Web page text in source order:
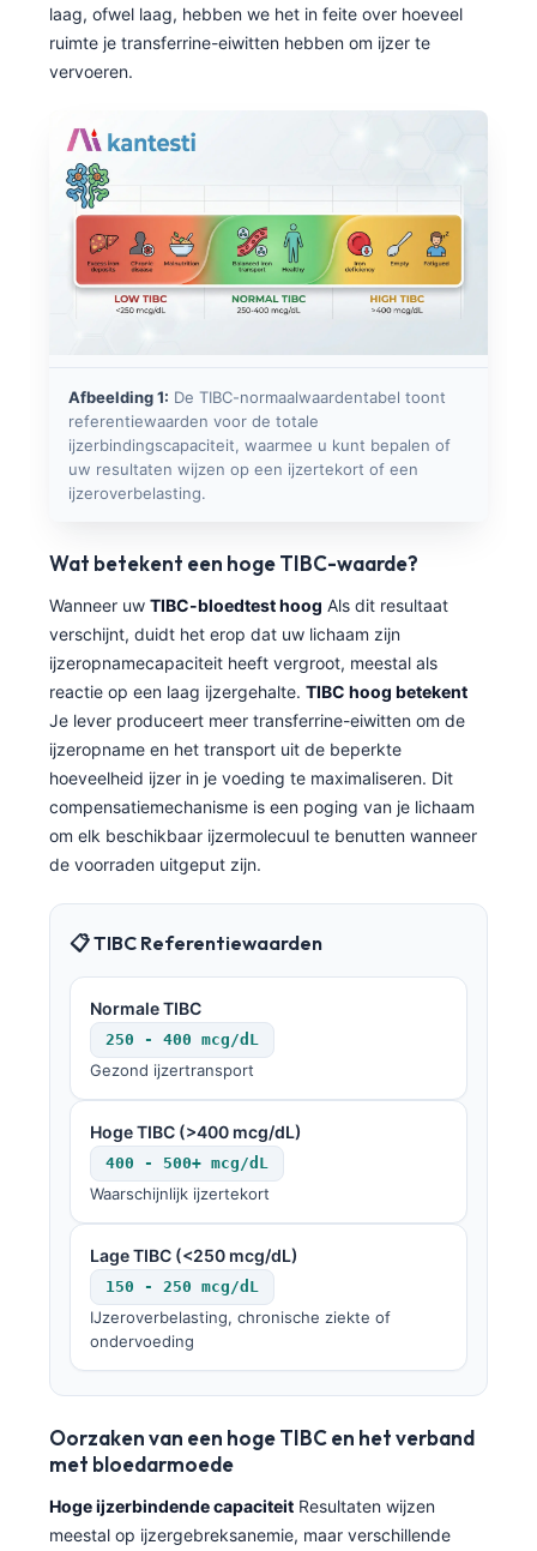
laag, ofwel laag, hebben we het in feite over hoeveel
ruimte je transferrine-eiwitten hebben om ijzer te
vervoeren.
Afbeelding 1: De TIBC-normaalwaardentabel toont
referentiewaarden voor de totale
ijzerbindingscapaciteit, waarmee u kunt bepalen of
uw resultaten wijzen op een ijzertekort of een
ijzeroverbelasting.
Wat betekent een hoge TIBC-waarde?
Wanneer uw TIBC-bloedtest hoog Als dit resultaat
verschijnt, duidt het erop dat uw lichaam zijn
ijzeropnamecapaciteit heeft vergroot, meestal als
reactie op een laag ijzergehalte. TIBC hoog betekent
Je lever produceert meer transferrine-eiwitten om de
ijzeropname en het transport uit de beperkte
hoeveelheid ijzer in je voeding te maximaliseren. Dit
compensatiemechanisme is een poging van je lichaam
om elk beschikbaar ijzermolecuul te benutten wanneer
de voorraden uitgeput zijn.
📋 TIBC Referentiewaarden
Normale TIBC
250 - 400 mcg/dL
Gezond ijzertransport
Hoge TIBC (>400 mcg/dL)
400 - 500+ mcg/dL
Waarschijnlijk ijzertekort
Lage TIBC (<250 mcg/dL)
150 - 250 mcg/dL
IJzeroverbelasting, chronische ziekte of
ondervoeding
Oorzaken van een hoge TIBC en het verband
met bloedarmoede
Hoge ijzerbindende capaciteit Resultaten wijzen
meestal op ijzergebreksanemie, maar verschillende